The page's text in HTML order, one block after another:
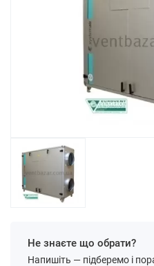
Не знаєте що обрати?
Напишіть — підберемо і